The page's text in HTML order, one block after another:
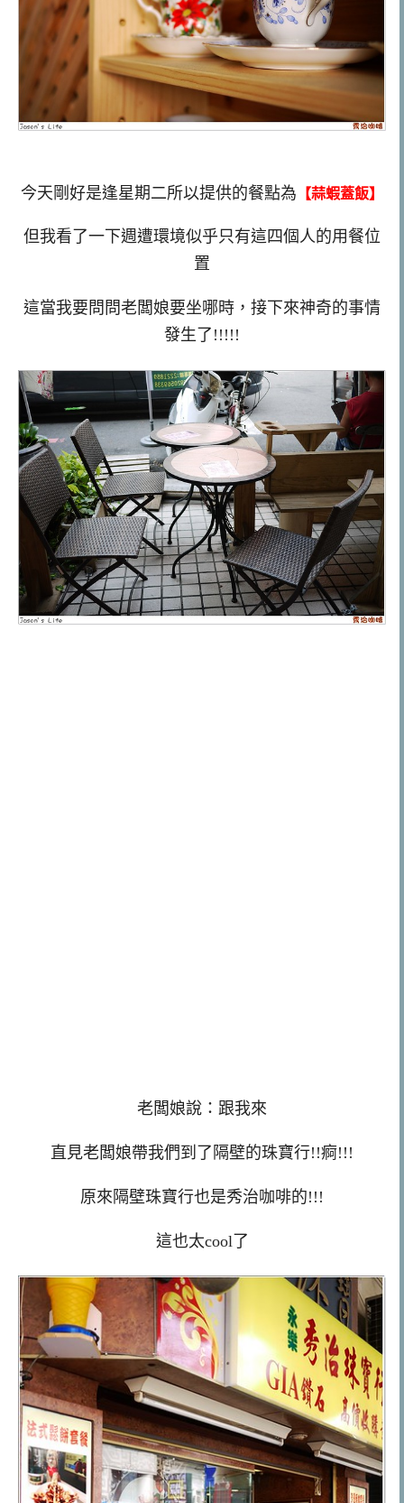
今天剛好是逢星期二所以提供的餐點為 【蒜蝦蓋飯】
但我看了一下週遭環境似乎只有這四個人的用餐位
置
這當我要問問老闆娘要坐哪時，接下來神奇的事情
發生了!!!!!
老闆娘說：跟我來
直見老闆娘帶我們到了隔壁的珠寶行!!痾!!!
原來隔壁珠寶行也是秀治咖啡的!!!
這也太cool了